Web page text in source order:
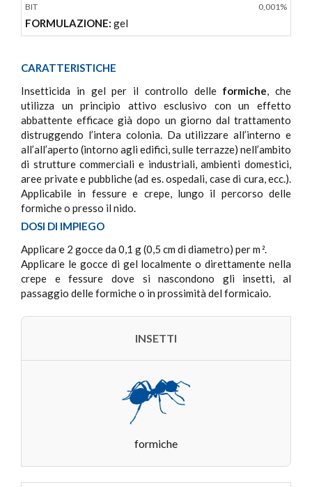
BIT
0,001%
FORMULAZIONE: gel
CARATTERISTICHE
Insetticida in gel per il controllo delle formiche, che
utilizza un principio attivo esclusivo con un effetto
abbattente efficace già dopo un giorno dal trattamento
distruggendo l’intera colonia. Da utilizzare all’interno e
all’all’aperto (intorno agli edifici, sulle terrazze) nell’ambito
di strutture commerciali e industriali, ambienti domestici,
aree private e pubbliche (ad es. ospedali, case di cura, ecc.).
Applicabile in fessure e crepe, lungo il percorso delle
formiche o presso il nido.
DOSI DI IMPIEGO
Applicare 2 gocce da 0,1 g (0,5 cm di diametro) per m 2.
Applicare le gocce di gel localmente o direttamente nella
crepe e fessure dove si nascondono gli insetti, al
passaggio delle formiche o in prossimità del formicaio.
INSETTI
formiche